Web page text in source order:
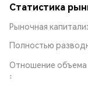
Статистика
Рыночная
Полностью
Отношение объема